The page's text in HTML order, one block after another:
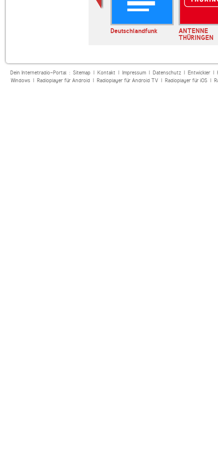
Deutschlandfunk
ANTENNE
THÜRINGEN
Dein Internetradio-Portal : Sitemap| Kontakt| Impressum| Datenschutz| Entwickler|
Windows| Radioplayer für Android| Radioplayer für Android TV| Radioplayer für iOS|